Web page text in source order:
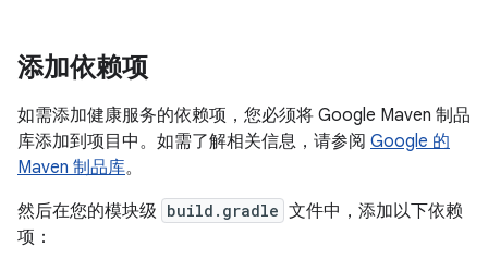
添加依赖项
如需添加健康服务的依赖项，您必须将 Google Maven 制品
库添加到项目中。如需了解相关信息，请参阅 Google 的
Maven 制品库。
然后在您的模块级 build.gradle 文件中，添加以下依赖
项：